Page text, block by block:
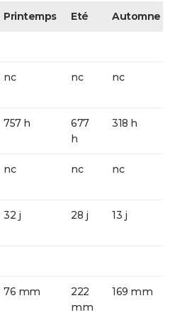
Printemps Eté Automne
nc nc nc
757 h
677
h
318 h
nc nc nc
32 j 28 j 13 j
76 mm
222
mm
169 mm